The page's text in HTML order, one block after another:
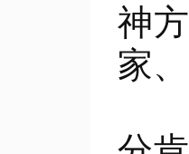
神
家
李